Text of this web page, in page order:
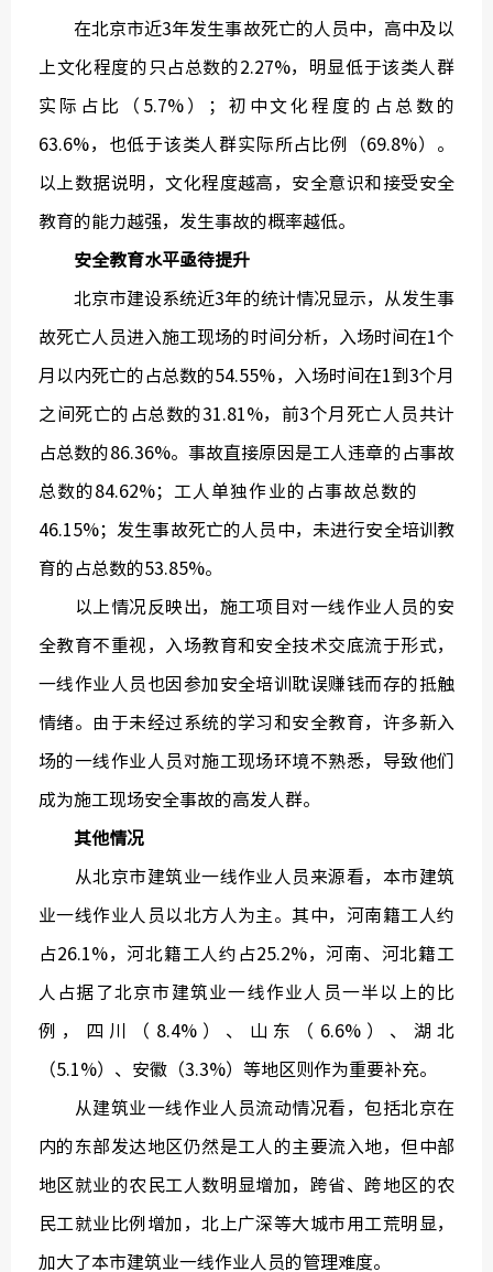
在北京市近3年发生事故死亡的人员中，高中及以
上文化程度的只占总数的2.27%，明显低于该类人群
实际占比（5.7%）；初中文化程度的占总数的
63.6%，也低于该类人群实际所占比例（69.8%）。
以上数据说明，文化程度越高，安全意识和接受安全
教育的能力越强，发生事故的概率越低。
安全教育水平亟待提升
北京市建设系统近3年的统计情况显示，从发生事
故死亡人员进入施工现场的时间分析，入场时间在1个
月以内死亡的占总数的54.55%，入场时间在1到3个月
之间死亡的占总数的31.81%，前3个月死亡人员共计
占总数的86.36%。事故直接原因是工人违章的占事故
总数的84.62%；工人单独作业的占事故总数的
46.15%；发生事故死亡的人员中，未进行安全培训教
育的占总数的53.85%。
以上情况反映出，施工项目对一线作业人员的安
全教育不重视，入场教育和安全技术交底流于形式，
一线作业人员也因参加安全培训耽误赚钱而存的抵触
情绪。由于未经过系统的学习和安全教育，许多新入
场的一线作业人员对施工现场环境不熟悉，导致他们
成为施工现场安全事故的高发人群。
其他情况
从北京市建筑业一线作业人员来源看，本市建筑
业一线作业人员以北方人为主。其中，河南籍工人约
占26.1%，河北籍工人约占25.2%，河南、河北籍工
人占据了北京市建筑业一线作业人员一半以上的比
例，四川（8.4%）、山东（6.6%）、湖北
（5.1%）、安徽（3.3%）等地区则作为重要补充。
从建筑业一线作业人员流动情况看，包括北京在
内的东部发达地区仍然是工人的主要流入地，但中部
地区就业的农民工人数明显增加，跨省、跨地区的农
民工就业比例增加，北上广深等大城市用工荒明显，
加大了本市建筑业一线作业人员的管理难度。